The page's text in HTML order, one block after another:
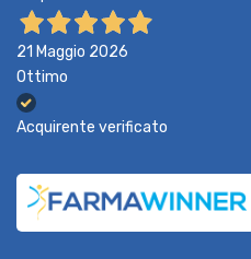
21 Maggio 2026
Ottimo
Acquirente verificato